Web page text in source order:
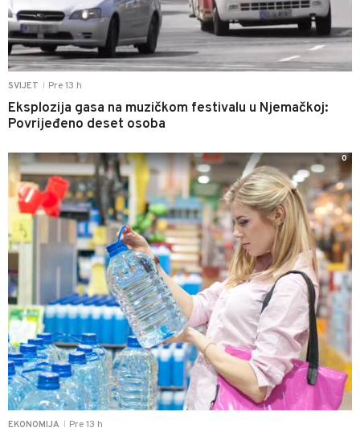
SVIJET Pre 13 h
Eksplozija gasa na muzičkom festivalu u Njemačkoj:
Povrijeđeno deset osoba
EKONOMIJA Pre 13 h
0